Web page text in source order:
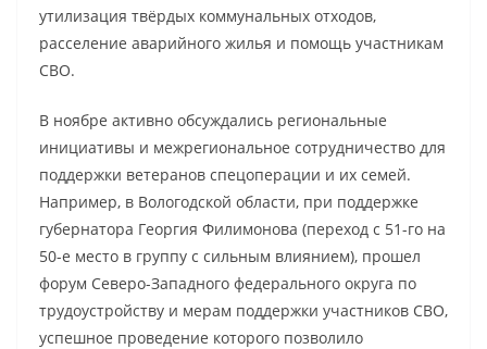
утилизация твёрдых коммунальных отходов,
расселение аварийного жилья и помощь участникам
СВО.
В ноябре активно обсуждались региональные
инициативы и межрегиональное сотрудничество для
поддержки ветеранов спецоперации и их семей.
Например, в Вологодской области, при поддержке
губернатора Георгия Филимонова (переход с 51-го на
50-е место в группу с сильным влиянием), прошел
форум Северо-Западного федерального округа по
трудоустройству и мерам поддержки участников СВО,
успешное проведение которого позволило